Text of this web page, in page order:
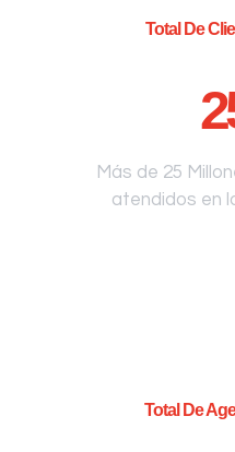
Total De
Más de 25
atendidos en
Total De